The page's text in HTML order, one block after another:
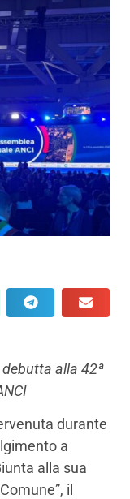
debutta alla 42ª
durante
a
alla sua
il